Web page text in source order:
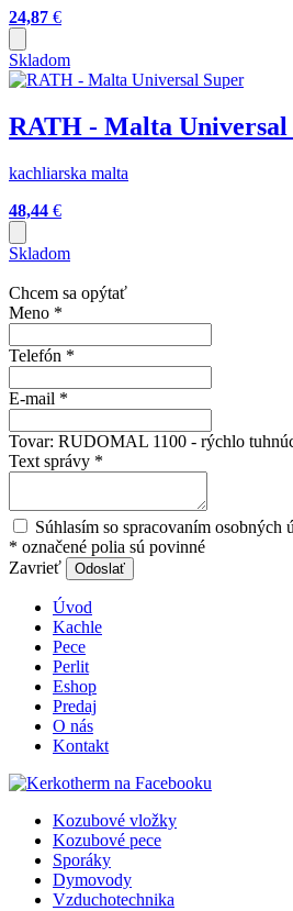
24,87 €
Skladom
RATH - Malta Universal
kachliarska malta
48,44 €
Skladom
Chcem sa opýtať
Meno *
Telefón *
E-mail *
Tovar: RUDOMAL 1100 - rýchlo
Text správy *
Súhlasím so spracovaním
* označené polia sú povinné
Zavrieť
Odoslať
Úvod
Kachle
Pece
Perlit
Eshop
Predaj
O nás
Kontakt
Kozubové vložky
Kozubové pece
Sporáky
Dymovody
Vzduchotechnika